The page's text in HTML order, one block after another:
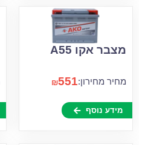
מצבר אקו A55
מחיר מחירון: ₪551
מידע נוסף